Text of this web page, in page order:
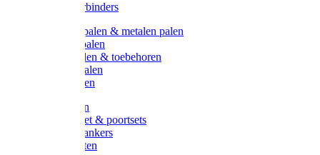
Litzclip verbinders
Recycling palen & metalen palen
Kunststof palen
T-Post t-palen & toebehoren
Glasfiber palen
Houten palen
Poortgrepen
Doorgangset & poortsets
Poortgreepankers
Weidepoorten